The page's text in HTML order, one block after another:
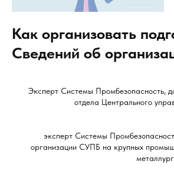
Как организовать
Сведений об
Эксперт Системы Промбезопасность,
отдела Центрального
эксперт Системы
организации СУПБ на крупных